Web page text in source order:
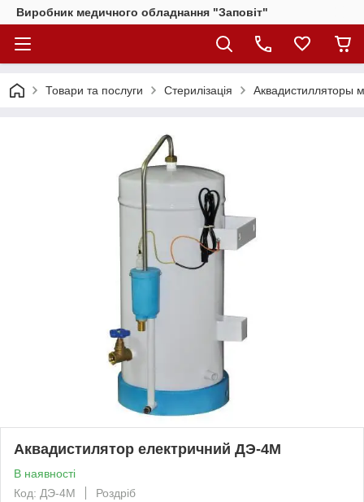
Виробник медичного обладнання "Заповіт"
Товари та послуги Стерилізація Аквадистилляторы
Аквадистилятор електричний ДЭ-4М
В наявності
Код: ДЭ-4М
Роздріб